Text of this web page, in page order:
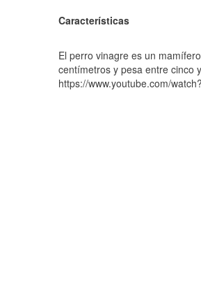
Características
El perro vinagre es un
centímetros y pesa entre cinco
https://www.youtube.com/